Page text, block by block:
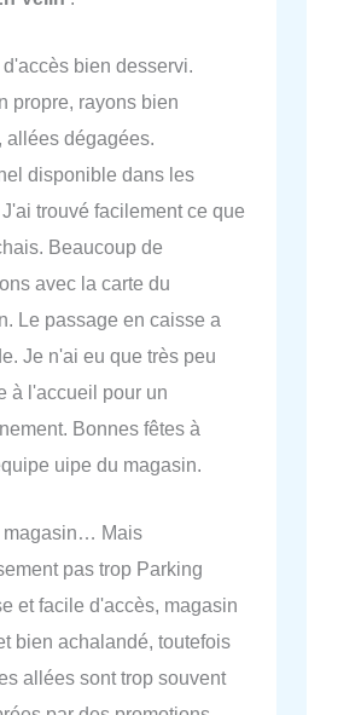
bien desservi.
propre, rayons bien
allées dégagées.
disponible dans les
trouvé facilement ce que
Beaucoup de
avec la carte du
Le passage en caisse a
Je n'ai eu que très peu
à l'accueil pour un
Bonnes fêtes à
uipe du magasin.
magasin… Mais
pas trop Parking
et facile d'accès, magasin
bien achalandé, toutefois
allées sont trop souvent